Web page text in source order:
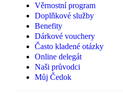
Věrnostní program
Doplňkové služby
Benefity
Dárkové vouchery
Často kladené otázky
Online delegát
Naši průvodci
Můj Čedok